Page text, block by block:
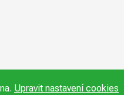
Upravit nastavení cookies